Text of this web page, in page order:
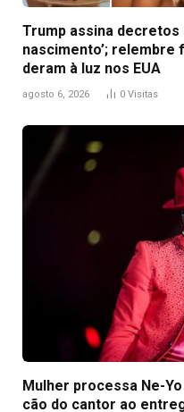
Trump assina decretos
nascimento’; relembre
deram à luz nos EUA
agosto 6, 2026 0 Visitas
Mulher processa Ne-
cão do cantor ao